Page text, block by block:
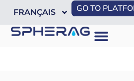
FRANÇAIS GO TO